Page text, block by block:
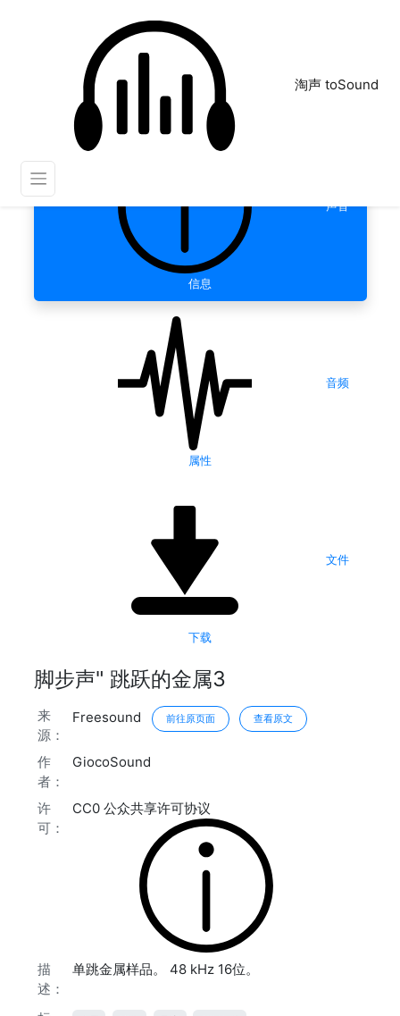
淘声 toSound
声音
信息
音频
属性
文件
下载
脚步声" 跳跃的金属3
来
源：
Freesound 前往原页面 查看原文
作
者：
GiocoSound
许
可：
CC0 公众共享许可协议
描
述：
单跳金属样品。 48 kHz 16位。